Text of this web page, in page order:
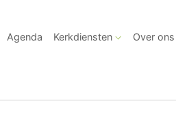
Agenda Kerkdiensten Over ons